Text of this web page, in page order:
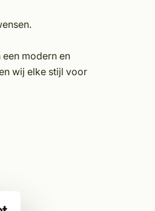
modern en
wij elke stijl voor